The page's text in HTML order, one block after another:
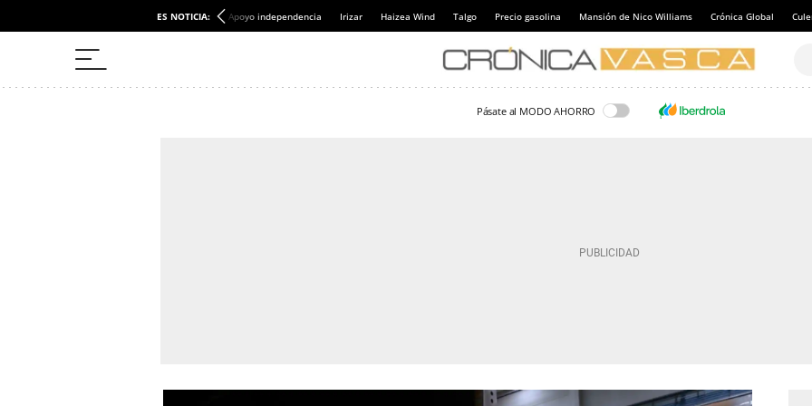
ES NOTICIA: Apoyo independencia Irizar Haizea Wind Talgo Precio gasolina Mansión de Nico Williams Crónica Global
Pásate al MODO AHORRO